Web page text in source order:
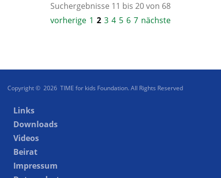
Suchergebnisse 11 bis 20 von 68
vorherige 1 2 3 4 5 6 7 nächste
Copyright © 2026 TIME for kids Foundation. All Rights Reserved
Links
Downloads
Videos
Beirat
Impressum